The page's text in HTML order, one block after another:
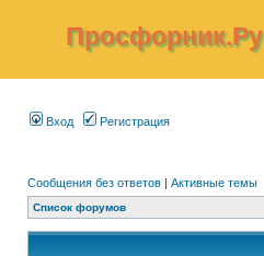
Просфорник.Ру
Вход Регистрация
Сообщения без ответов | Активные темы
Список форумов